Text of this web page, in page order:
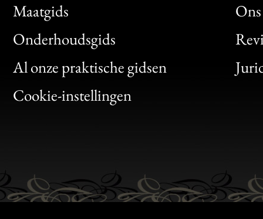
Maatgids
Onderhoudsgids
Al onze praktische gidsen
Cookie-instellingen
Bon
Clic